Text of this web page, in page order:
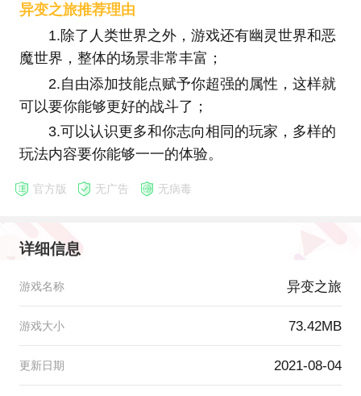
异变之旅推荐理由
1.除了人类世界之外，游戏还有幽灵世界和恶
魔世界，整体的场景非常丰富；
2.自由添加技能点赋予你超强的属性，这样就
可以要你能够更好的战斗了；
3.可以认识更多和你志向相同的玩家，多样的
玩法内容要你能够一一的体验。
官方版 无广告 无病毒
详细信息
游戏名称 异变之旅
游戏大小 73.42MB
更新日期 2021-08-04